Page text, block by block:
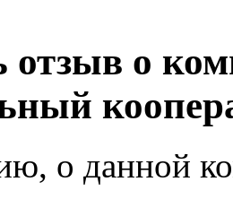
отзыв о
о данной